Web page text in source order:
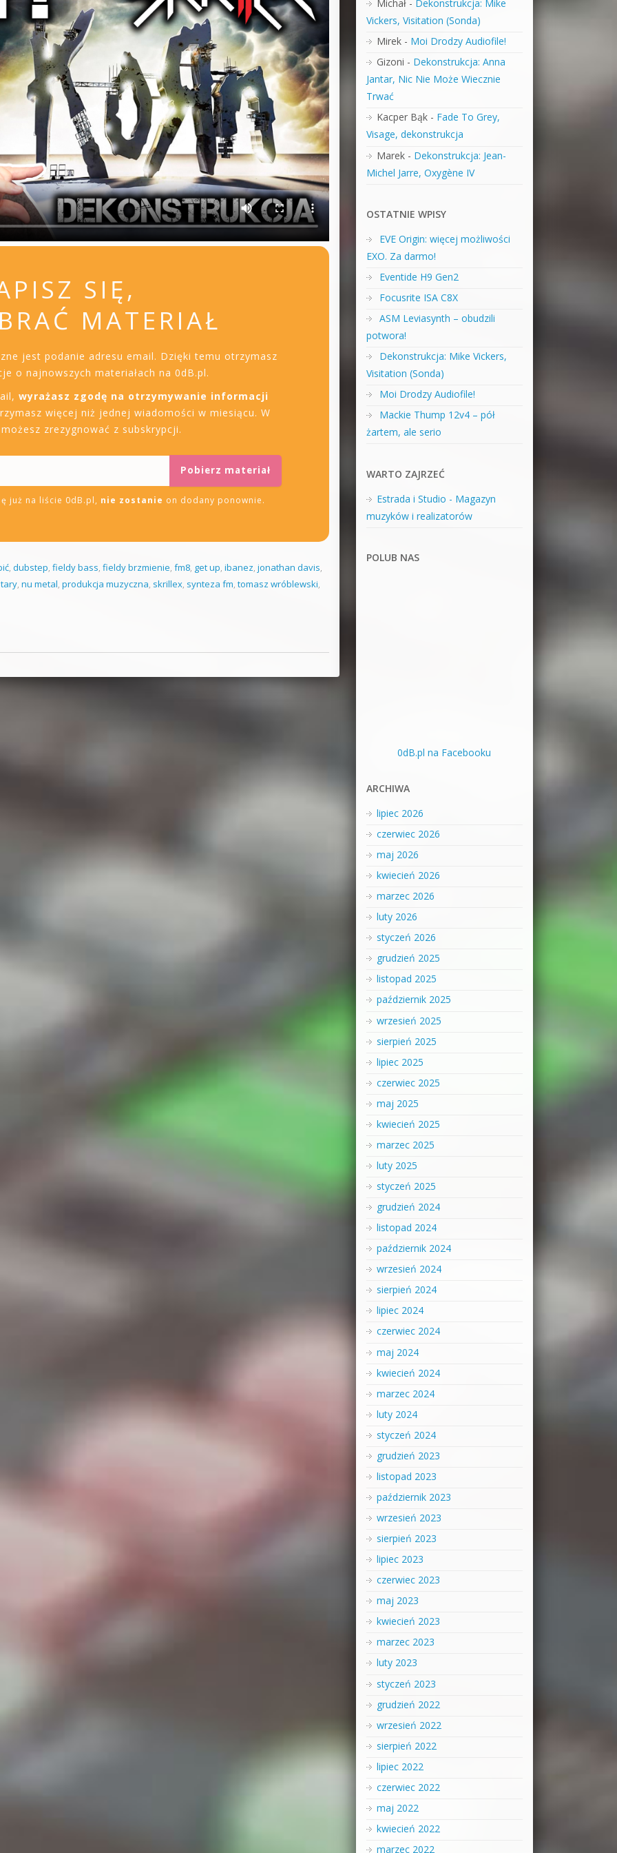
SIĘ,
MATERIAŁ
jest podanie adresu email. Dzięki temu otrzymasz
o najnowszych materiałach na 0dB.pl.
wyrażasz zgodę na otrzymywanie informacji
więcej niż jednej wiadomości w miesiącu. W
zrezygnować z subskrypcji.
już na liście 0dB.pl, nie zostanie on dodany ponownie.
, dubstep, fieldy bass, fieldy brzmienie, fm8, get up, ibanez, jonathan davis,
, nu metal, produkcja muzyczna, skrillex, synteza fm, tomasz wróblewski,
Michał- Dekonstrukcja: Mike
Vickers, Visitation (Sonda)
Mirek- Moi Drodzy Audiofile!
Gizoni - Dekonstrukcja: Anna
Jantar, Nic Nie Może Wiecznie
Trwać
Kacper Bąk- Fade To Grey,
Visage, dekonstrukcja
Marek- Dekonstrukcja: Jean-
Michel Jarre, Oxygène IV
OSTATNIE WPISY
EVE Origin: więcej możliwości
EXO. Za darmo!
Eventide H9 Gen2
Focusrite ISA C8X
ASM Leviasynth – obudzili
potwora!
Dekonstrukcja: Mike Vickers,
Visitation (Sonda)
Moi Drodzy Audiofile!
Mackie Thump 12v4 – pół
żartem, ale serio
WARTO ZAJRZEĆ
Estrada i Studio - Magazyn
muzyków i realizatorów
POLUB NAS
0dB.pl na Facebooku
ARCHIWA
lipiec 2026
czerwiec 2026
maj 2026
kwiecień 2026
marzec 2026
luty 2026
styczeń 2026
grudzień 2025
listopad 2025
październik 2025
wrzesień 2025
sierpień 2025
lipiec 2025
czerwiec 2025
maj 2025
kwiecień 2025
marzec 2025
luty 2025
styczeń 2025
grudzień 2024
listopad 2024
październik 2024
wrzesień 2024
sierpień 2024
lipiec 2024
czerwiec 2024
maj 2024
kwiecień 2024
marzec 2024
luty 2024
styczeń 2024
grudzień 2023
listopad 2023
październik 2023
wrzesień 2023
sierpień 2023
lipiec 2023
czerwiec 2023
maj 2023
kwiecień 2023
marzec 2023
luty 2023
styczeń 2023
grudzień 2022
wrzesień 2022
sierpień 2022
lipiec 2022
czerwiec 2022
maj 2022
kwiecień 2022
marzec 2022